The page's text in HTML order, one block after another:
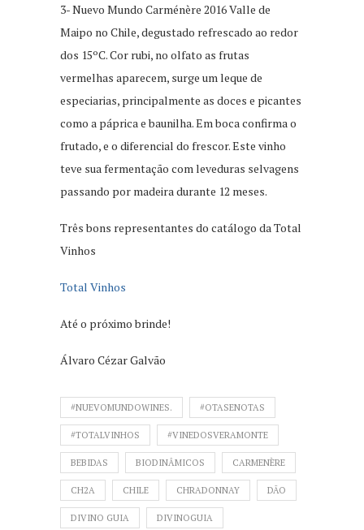
3- Nuevo Mundo Carménère 2016 Valle de
Maipo no Chile, degustado refrescado ao redor
dos 15ºC. Cor rubi, no olfato as frutas
vermelhas aparecem, surge um leque de
especiarias, principalmente as doces e picantes
como a páprica e baunilha. Em boca confirma o
frutado, e o diferencial do frescor. Este vinho
teve sua fermentação com leveduras selvagens
passando por madeira durante 12 meses.
Três bons representantes do catálogo da Total
Vinhos
Total Vinhos
Até o próximo brinde!
Álvaro Cézar Galvão
#NUEVOMUNDOWINES. #OTASENOTAS
#TOTALVINHOS #VINEDOSVERAMONTE
BEBIDAS BIODINÂMICOS CARMENÈRE
CH2A CHILE CHRADONNAY DÃO
DIVINO GUIA DIVINOGUIA